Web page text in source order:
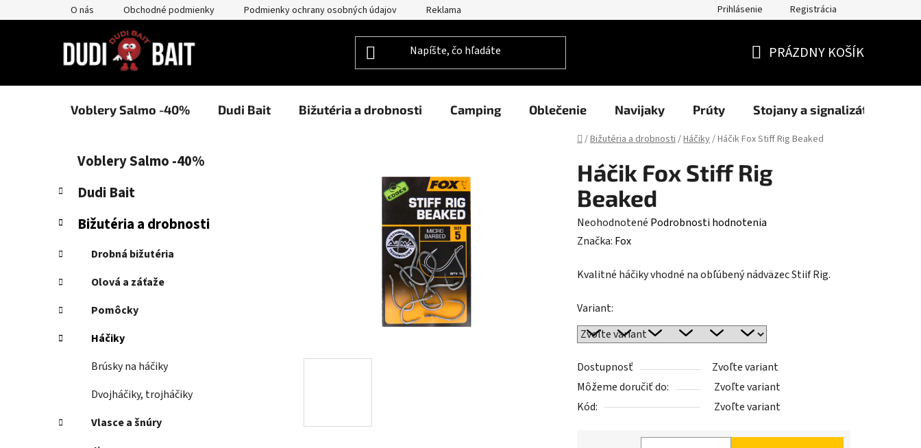
na
O nás Obchodné podmienky Podmienky ochrany osobných údajov Reklamačný poriadok Formuláre NAŠI PARTNERI -
Prihlásenie Registrácia
KOŠÍK
PRÁZDNY KOŠÍK
Voblery Salmo -40% Dudi Bait Bižutéria a drobnosti Camping Oblečenie Navijaky Prúty Stojany a signalizátory
Domov
/Bižutéria a drobnosti/Háčiky/Háčik Fox Stiff Rig Beaked
č
ý
a
n
l
Preskočiť
kategórie
e
ó
i
Voblery Salmo -40%
Dudi Bait
Bižutéria a drobnosti
Drobná bižutéria
Olová a záťaže
Pomôcky
Háčiky
Brúsky na háčiky
Dvojháčiky, trojháčiky
Vlasce a šnúry
Háčik Fox Stiff Rig
Beaked
Priemerné
hodnotenie
je
z
5
Neohodnotené Podrobnosti hodnotenia
Značka: Fox
Kvalitné háčiky vhodné na obľúbený nádväzec Stiif Rig.
Variant:
Dostupnosť
Zvoľte variant
Môžeme doručiť do:
Zvoľte variant
Kód:
Zvoľte variant